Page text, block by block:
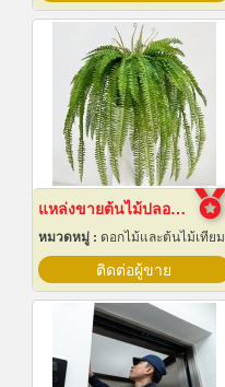
แหล่งขายต้นไม้ปลอมราคาถูก
หมวดหมู่ : ดอกไม้และต้นไม้เทียม
ติดต่อผู้ขาย